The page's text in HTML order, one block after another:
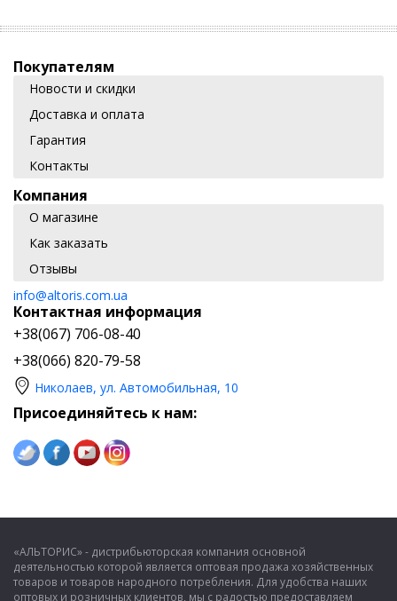
Покупателям
Новости и скидки
Доставка и оплата
Гарантия
Контакты
Компания
О магазине
Как заказать
Отзывы
info@altoris.com.ua
Контактная информация
+38(067) 706-08-40
+38(066) 820-79-58
Николаев, ул. Автомобильная, 10
Присоединяйтесь к нам:
«АЛЬТОРИС» - дистрибьюторская компания основной
деятельностью которой является оптовая продажа хозяйственных
товаров и товаров народного потребления. Для удобства наших
оптовых и розничных клиентов, мы с радостью предоставляем